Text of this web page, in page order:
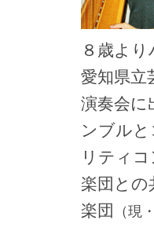
８歳よ
愛知県立
演奏会に
ンブル
リティ
楽団との
楽団
（現